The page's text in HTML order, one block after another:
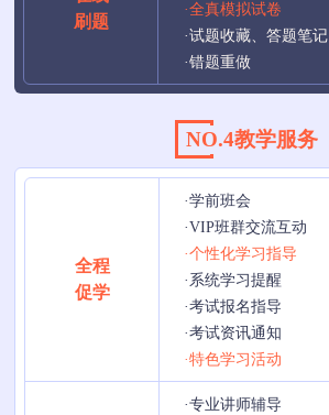
刷题
·全真模拟试卷
·试题收藏、答题笔记
·错题重做
NO.4教学服务
全程
促学
·学前班会
·VIP班群交流互动
·个性化学习指导
·系统学习提醒
·考试报名指导
·考试资讯通知
·特色学习活动
·专业讲师辅导